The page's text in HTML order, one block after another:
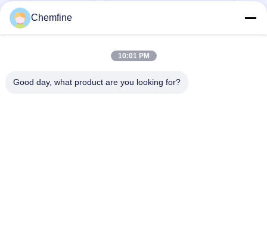
Chemfine
10:01 PM
Good day, what product are you looking for?